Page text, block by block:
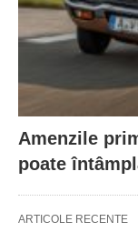
Amenzile
poate
ARTICOLE RECENTE